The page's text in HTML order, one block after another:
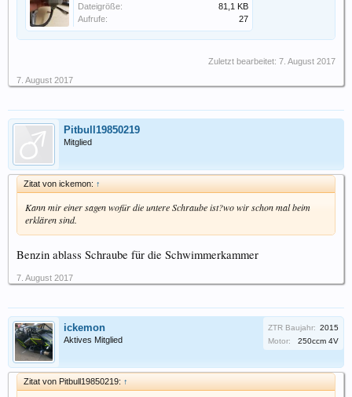
Dateigröße:
81,1 KB
Aufrufe:
27
Zuletzt bearbeitet: 7. August 2017
7. August 2017
Pitbull19850219
Mitglied
Zitat von ickemon: ↑
Kann mir einer sagen wofür die untere Schraube ist?wo wir schon mal beim
erklären sind.
Benzin ablass Schraube für die Schwimmerkammer
7. August 2017
ickemon
Aktives Mitglied
ZTR Baujahr: 2015
Motor:
250ccm 4V
Zitat von Pitbull19850219: ↑